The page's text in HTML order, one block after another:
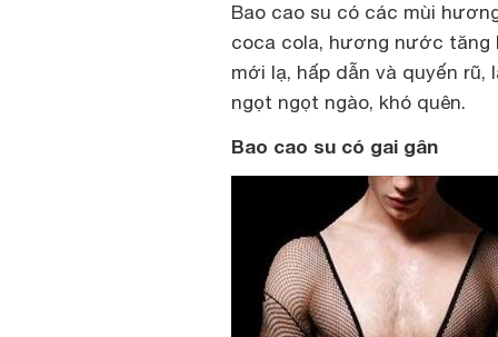
Bao cao su có các mùi
coca cola, hương nước
mới lạ, hấp dẫn và quyến rũ,
ngọt ngọt ngào, khó quên.
Bao cao su có gai gân